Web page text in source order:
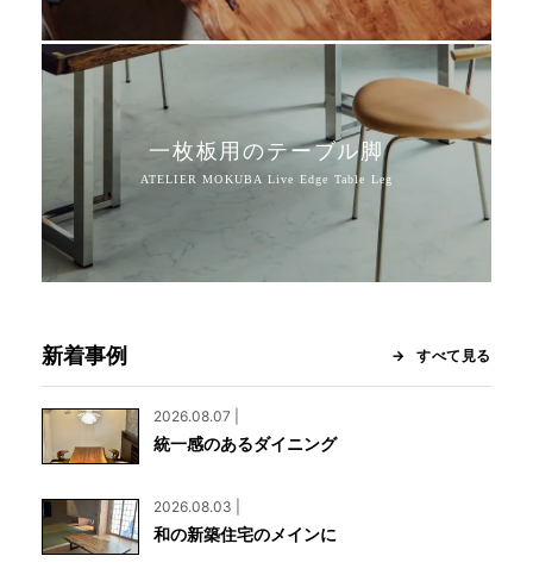
一枚板用のテーブル脚
新着事例 すべて見る
2026.08.07 |
統一感のあるダイニング
2026.08.03 |
和の新築住宅のメインに